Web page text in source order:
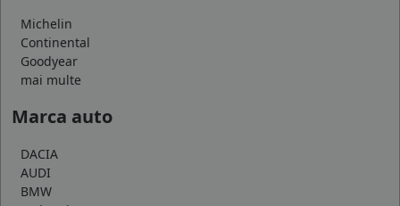
Michelin
Continental
Goodyear
mai multe
Marca auto
DACIA
AUDI
BMW